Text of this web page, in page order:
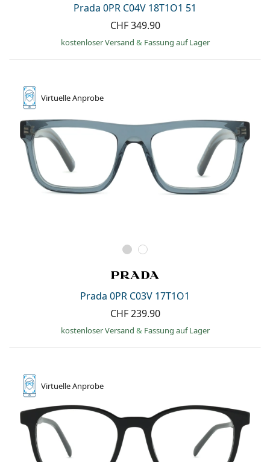
Prada 0PR C04V 18T1O1 51
CHF 349.90
kostenloser Versand & Fassung auf Lager
VirtuelleAnprobe
Prada 0PR C03V 17T1O1
CHF 239.90
kostenloser Versand & Fassung auf Lager
VirtuelleAnprobe